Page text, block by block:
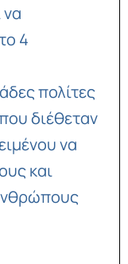
να
4
πολίτες
διέθεταν
να
και